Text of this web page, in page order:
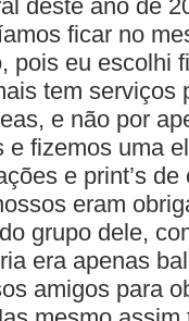
deste ano de
ficar no
pois eu escolhi
tem serviços
e não por
e fizemos uma
e print’s
eram
grupo dele,
era apenas
amigos para